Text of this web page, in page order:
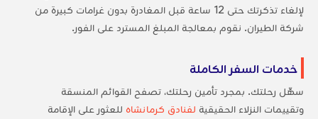
لإلغاء تذكرتك حتى 12 ساعة قبل المغادرة بدون غرامات كبيرة من
شركة الطيران. نقوم بمعالجة المبلغ المسترد على الفور.
خدمات السفر الكاملة
سهِّل رحلتك. بمجرد تأمين رحلتك، تصفح القوائم المنسقة
وتقييمات النزلاء الحقيقية لفنادق كرمانشاه للعثور على الإقامة